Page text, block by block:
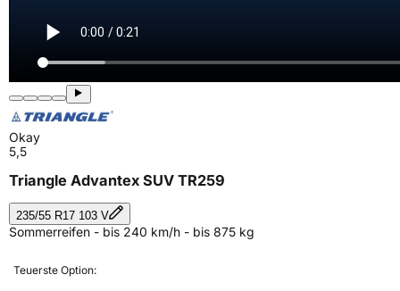
Okay
5,5
Triangle Advantex SUV TR259
235/55 R17 103 V
Sommerreifen - bis 240 km/h - bis 875 kg
Teuerste Option: